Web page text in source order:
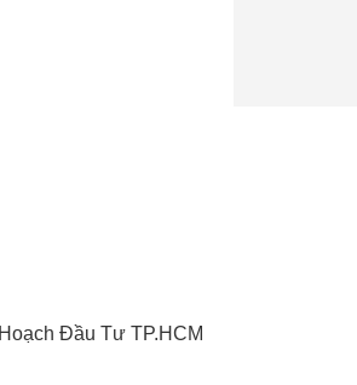
Đầu Tư TP.HCM